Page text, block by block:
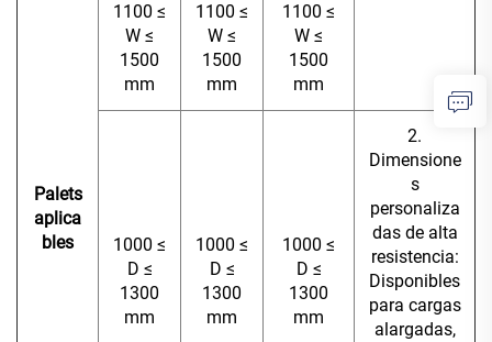
Palets
aplica
bles
1100 ≤
W ≤
1500
mm
1100 ≤
W ≤
1500
mm
1100 ≤
W ≤
1500
mm
1000 ≤
D ≤
1300
mm
1000 ≤
D ≤
1300
mm
1000 ≤
D ≤
1300
mm
2.
Dimensione
s
personaliza
das de alta
resistencia:
Disponibles
para cargas
alargadas,